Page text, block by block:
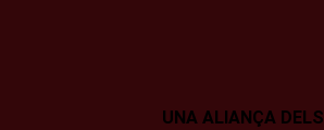
UNA ALIANÇA DELS